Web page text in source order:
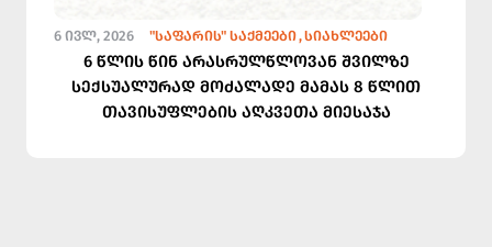
6 ᲘᲕᲚ, 2026 "ᲡᲐᲤᲐᲠᲘᲡ" ᲡᲐᲥᲛᲔᲔᲑᲘ ᲡᲘᲐᲮᲚᲔᲔᲑᲘ
6 წლის წინ არასრულწლოვან შვილზე
სექსუალურად მოძალადე მამას 8 წლით
თავისუფლების აღკვეთა მიესაჯა